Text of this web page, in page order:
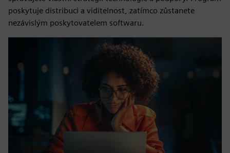
poskytuje distribuci a viditelnost, zatímco zůstanete
nezávislým poskytovatelem softwaru.